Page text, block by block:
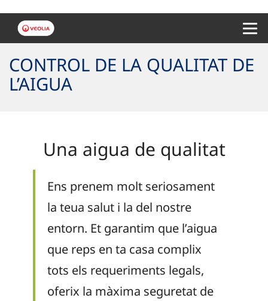
CONTROL DE LA QUALITAT DE
L’AIGUA
Una aigua de qualitat
Ens prenem molt seriosament
la teua salut i la del nostre
entorn. Et garantim que l’aigua
que reps en ta casa complix
tots els requeriments legals,
oferix la màxima seguretat de